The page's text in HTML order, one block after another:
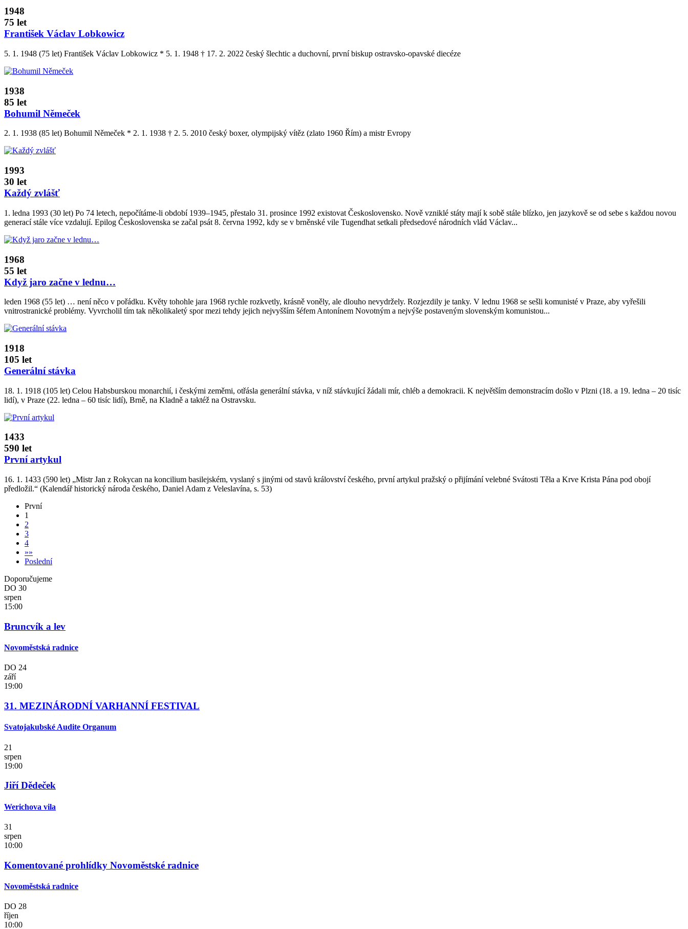
1948
75 let
František Václav Lobkowicz
5. 1. 1948 (75 let) František Václav Lobkowicz * 5. 1. 1948 † 17. 2. 2022 český šlechtic a duchovní, první biskup ostravsko­‑opavské diecéze
1938
85 let
Bohumil Němeček
2. 1. 1938 (85 let) Bohumil Němeček * 2. 1. 1938 † 2. 5. 2010 český boxer, olympijský vítěz (zlato 1960 Řím) a mistr Evropy
1993
30 let
Každý zvlášť
1. ledna 1993 (30 let) Po 74 letech, nepočítáme­‑li období 1939–1945, přestalo 31. prosince 1992 existovat Československo. Nově vzniklé státy mají k sobě stále blízko, jen jazykově se od sebe s každou novou
generací stále více vzdalují. Epilog Československa se začal psát 8. června 1992, kdy se v brněnské vile Tugendhat setkali předsedové národních vlád Václav...
1968
55 let
Když jaro začne v lednu…
leden 1968 (55 let) … není něco v pořádku. Květy tohohle jara 1968 rychle rozkvetly, krásně voněly, ale dlouho nevydržely. Rozjezdily je tanky. V lednu 1968 se sešli komunisté v Praze, aby vyřešili
vnitrostranické problémy. Vyvrcholil tím tak několikaletý spor mezi tehdy jejich nejvyšším šéfem Antonínem Novotným a nejvýše postaveným slovenským komunistou...
1918
105 let
Generální stávka
18. 1. 1918 (105 let) Celou Habsburskou monarchií, i českými zeměmi, otřásla generální stávka, v níž stávkující žádali mír, chléb a demokracii. K největším demonstracím došlo v Plzni (18. a 19. ledna – 20 tisíc
lidí), v Praze (22. ledna – 60 tisíc lidí), Brně, na Kladně a taktéž na Ostravsku.
1433
590 let
První artykul
16. 1. 1433 (590 let) „Mistr Jan z Rokycan na koncilium basilejském, vyslaný s jinými od stavů království českého, první artykul pražský o přijímání velebné Svátosti Těla a Krve Krista Pána pod obojí
předložil.“ (Kalendář historický národa českého, Daniel Adam z Veleslavína, s. 53)
První
1
2
3
4
»»
Poslední
Doporučujeme
DO 30
srpen
15:00
Bruncvík a lev
Novoměstská radnice
DO 24
září
19:00
31. MEZINÁRODNÍ VARHANNÍ FESTIVAL
Svatojakubské Audite Organum
21
srpen
19:00
Jiří Dědeček
Werichova vila
31
srpen
10:00
Komentované prohlídky Novoměstské radnice
Novoměstská radnice
DO 28
říjen
10:00